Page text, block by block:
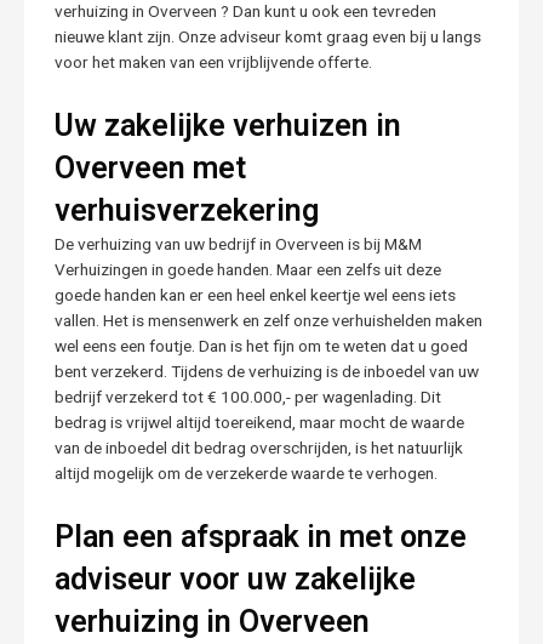
verhuizing in Overveen ? Dan kunt u ook een tevreden
nieuwe klant zijn. Onze adviseur komt graag even bij u langs
voor het maken van een vrijblijvende offerte.
Uw zakelijke verhuizen in
Overveen met
verhuisverzekering
De verhuizing van uw bedrijf in Overveen is bij M&M
Verhuizingen in goede handen. Maar een zelfs uit deze
goede handen kan er een heel enkel keertje wel eens iets
vallen. Het is mensenwerk en zelf onze verhuishelden maken
wel eens een foutje. Dan is het fijn om te weten dat u goed
bent verzekerd. Tijdens de verhuizing is de inboedel van uw
bedrijf verzekerd tot € 100.000,- per wagenlading. Dit
bedrag is vrijwel altijd toereikend, maar mocht de waarde
van de inboedel dit bedrag overschrijden, is het natuurlijk
altijd mogelijk om de verzekerde waarde te verhogen.
Plan een afspraak in met onze
adviseur voor uw zakelijke
verhuizing in Overveen